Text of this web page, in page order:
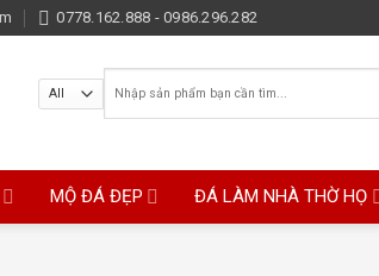
0778.162.888 - 0986.296.282
Tìm
kiếm:
MỘ ĐÁ ĐẸP ĐÁ LÀM NHÀ THỜ HỌ